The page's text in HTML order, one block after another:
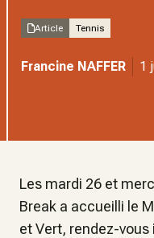
Article Tennis
Francine NAFFER 1
Les mardi 26 et
Break a accueilli le
et Vert, rendez-